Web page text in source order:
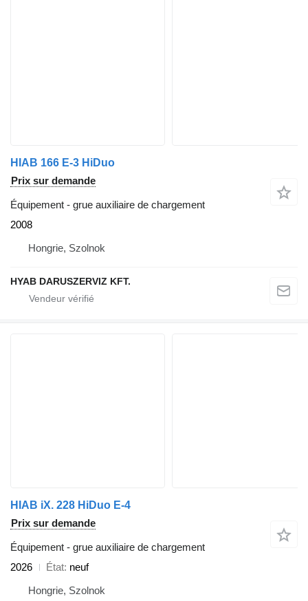
HIAB 166 E-3 HiDuo
Prix sur demande
Équipement - grue auxiliaire de chargement
2008
Hongrie, Szolnok
HYAB DARUSZERVIZ KFT.
HIAB iX. 228 HiDuo E-4
Prix sur demande
Équipement - grue auxiliaire de chargement
2026
État neuf
Hongrie, Szolnok